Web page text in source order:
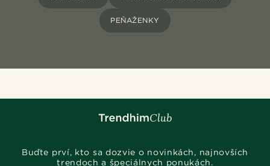
PEŇAŽENKY
Buďte prví, kto sa dozvie o novinkách, najnovších
trendoch a špeciálnych ponukách.